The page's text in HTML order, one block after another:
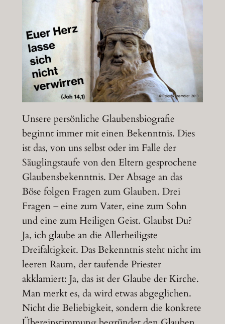
Unsere persönliche Glaubensbiografie
beginnt immer mit einen Bekenntnis. Dies
ist das, von uns selbst oder im Falle der
Säuglingstaufe von den Eltern gesprochene
Glaubensbekenntnis. Der Absage an das
Böse folgen Fragen zum Glauben. Drei
Fragen – eine zum Vater, eine zum Sohn
und eine zum Heiligen Geist. Glaubst Du?
Ja, ich glaube an die Allerheiligste
Dreifaltigkeit. Das Bekenntnis steht nicht im
leeren Raum, der taufende Priester
akklamiert: Ja, das ist der Glaube der Kirche.
Man merkt es, da wird etwas abgeglichen.
Nicht die Beliebigkeit, sondern die konkrete